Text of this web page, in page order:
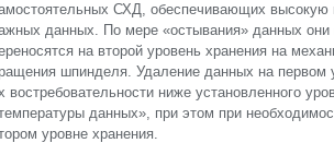
СХД, обеспечивающих высокую
данных. По мере «остывания» данных они
на второй уровень хранения на
шпинделя. Удаление данных на первом
востребовательности ниже установленного
данных», при этом при
уровне хранения.